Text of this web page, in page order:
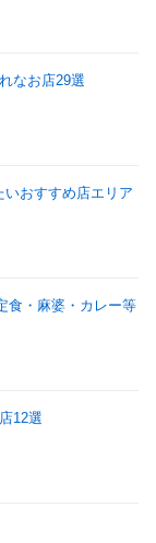
なお店29選
おすすめ店エリア
食・麻婆・カレー等
12選